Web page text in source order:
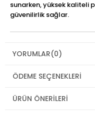
sunarken, yüksek kaliteli
güvenilirlik sağlar.
YORUMLAR(0)
ÖDEME SEÇENEKLERI
ÜRÜN ÖNERILERI